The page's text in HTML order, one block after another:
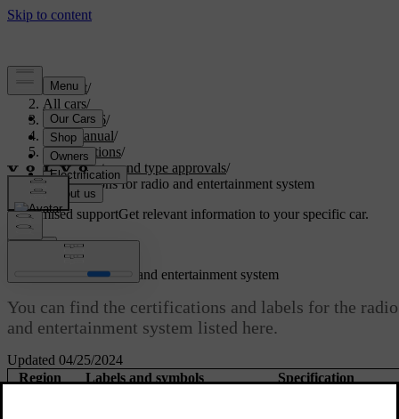
Support/
All cars/
ES90 2026/
User manual/
Specifications/
Certificates and type approvals/
Certifications for radio and entertainment system
Customised supportGet relevant information to your specific car.
Updated 04/25/2024
Certifications for radio and entertainment system
You can find the certifications and labels for the radio
and entertainment system listed here.
Region Labels and symbols Specification